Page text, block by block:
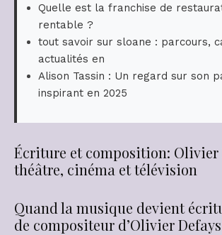
Quelle est la franchise de
rentable ?
tout savoir sur sloane : parcours,
actualités en
Alison Tassin : Un regard sur son
inspirant en 2025
Écriture et composition: Olivier
théâtre, cinéma et télévision
Quand la musique devient
de compositeur d’Olivier Defays